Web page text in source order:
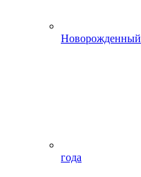
Новорожденный
года